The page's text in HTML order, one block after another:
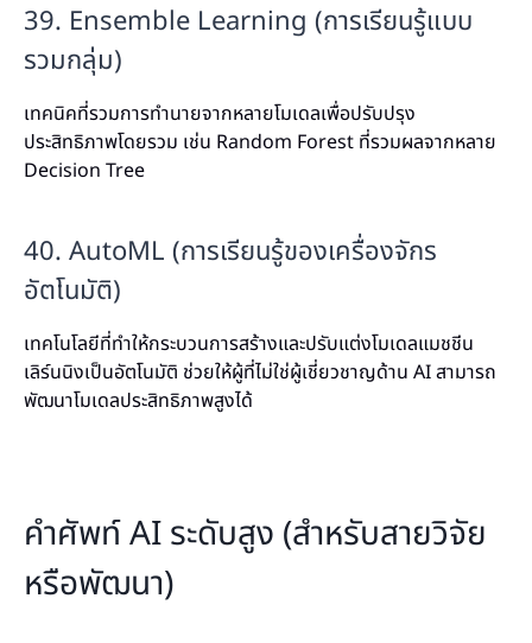
39. Ensemble Learning (การเรียนรู้แบบ
รวมกลุ่ม)
เทคนิคที่รวมการทำนายจากหลายโมเดลเพื่อปรับปรุง
ประสิทธิภาพโดยรวม เช่น Random Forest ที่รวมผลจากหลาย
Decision Tree
40. AutoML (การเรียนรู้ของเครื่องจักร
อัตโนมัติ)
เทคโนโลยีที่ทำให้กระบวนการสร้างและปรับแต่งโมเดลแมชชีน
เลิร์นนิงเป็นอัตโนมัติ ช่วยให้ผู้ที่ไม่ใช่ผู้เชี่ยวชาญด้าน AI สามารถ
พัฒนาโมเดลประสิทธิภาพสูงได้
คำศัพท์ AI ระดับสูง (สำหรับสายวิจัย
หรือพัฒนา)